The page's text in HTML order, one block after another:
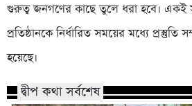
গুরুত্ব জনগণের কাছে তুলে ধরা হবে। একই
প্রতিষ্ঠানকে নির্ধারিত সময়ের মধ্যে প্রস্তুতি
হয়েছে।
দ্বীপ কথা সর্বশেষ